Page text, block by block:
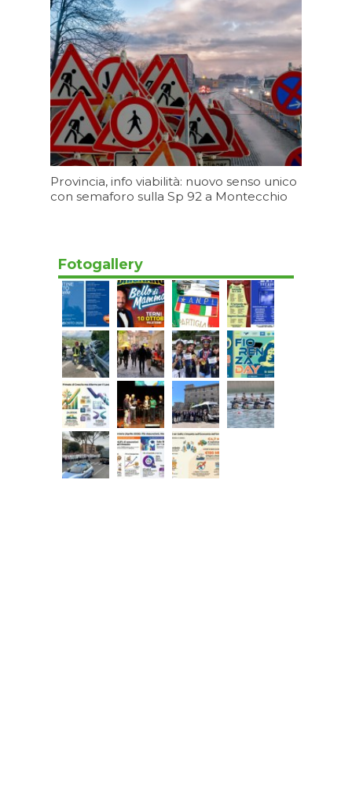
Oggi 19:20
Provincia, info viabilità: nuovo senso unico
con semaforo sulla Sp 92 a Montecchio
Fotogallery